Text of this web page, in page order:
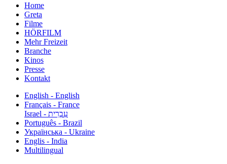
Home
Greta
Filme
HÖRFILM
Mehr Freizeit
Branche
Kinos
Presse
Kontakt
English - English
Français - France
עִבְרִית - Israel
Português - Brazil
Українська - Ukraine
Englis - India
Multilingual